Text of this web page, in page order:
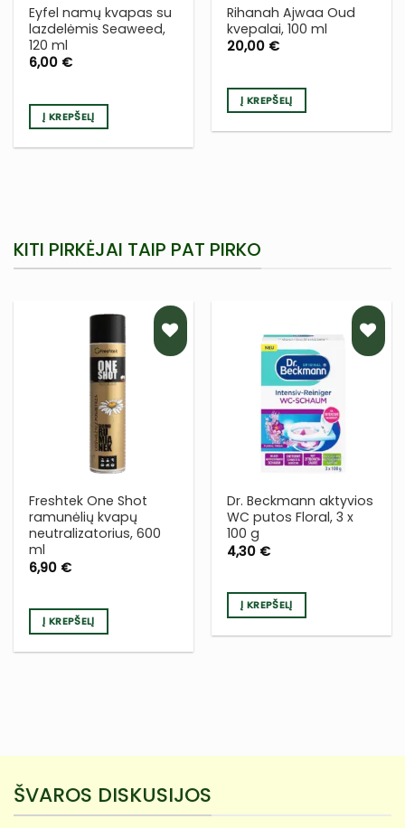
Eyfel namų kvapas su
lazdelėmis Seaweed,
120 ml
6,00 €
Į KREPŠELĮ
Rihanah Ajwaa Oud
kvepalai, 100 ml
20,00 €
Į KREPŠELĮ
KITI PIRKĖJAI TAIP PAT PIRKO
Freshtek One Shot
ramunėlių kvapų
neutralizatorius, 600
ml
6,90 €
Į KREPŠELĮ
Į NORŲ
SĄRAŠĄ
Dr. Beckmann aktyvios
WC putos Floral, 3 x
100 g
4,30 €
Į KREPŠELĮ
ŠVAROS DISKUSIJOS